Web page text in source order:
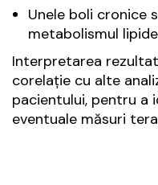
Unele boli cronice
metabolismul
Interpretarea
corelație cu alte
pacientului, pentru a
eventuale măsuri